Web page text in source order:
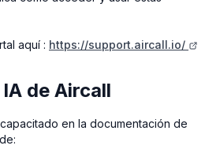
aquí : https://support.aircall.io/
de Aircall
en la documentación de